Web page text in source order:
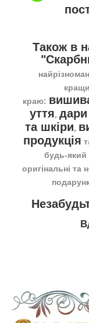
Також в
краю:
уття,
та шкіри,
продукція
будь-який
оригінальні та